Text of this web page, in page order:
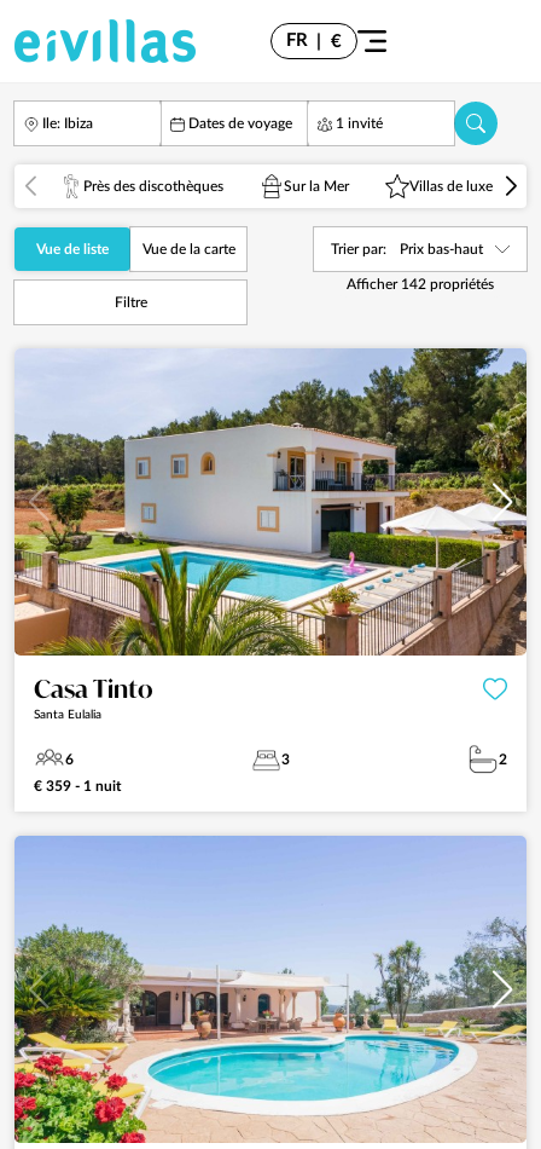
FR €
Ile: Ibiza Dates de voyage 1 invité
Près des discothèques Sur la Mer Villas de luxe
Vue de liste Vue de la carte
Filtre
Afficher 142 propriétés
Trier par: Prix bas-haut
Casa Tinto
Santa Eulalia
6 3
2
€ 359 - 1 nuit